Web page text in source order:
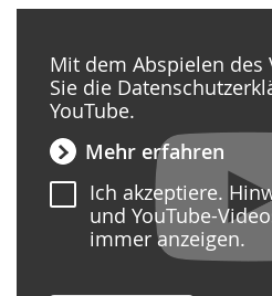
Mit dem Abspielen des
Sie die
YouTube.
Mehr erfahren
Ich akzeptiere.
und YouTube-
immer anzeigen.